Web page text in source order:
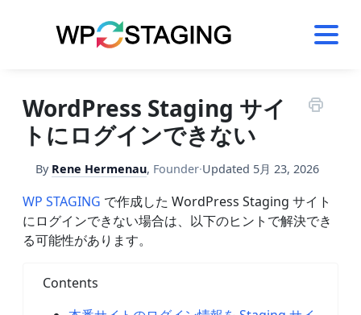
WordPress Staging サイ
トにログインできない
By Rene Hermenau, Founder·Updated 5月 23, 2026
WP STAGING で作成した WordPress Staging サイト
にログインできない場合は、以下のヒントで解決でき
る可能性があります。
Contents